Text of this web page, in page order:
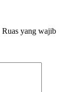
Ruas yang wajib